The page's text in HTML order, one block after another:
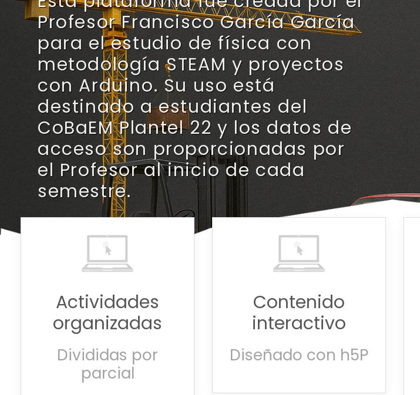
Profesor Francisco García García
para el estudio de física con
metodología STEAM y proyectos
con Arduino. Su uso está
destinado a estudiantes del
CoBaEM Plantel 22 y los datos de
acceso son proporcionadas por
el Profesor al inicio de cada
semestre.
Actividades
organizadas
Divididas por
parcial
Contenido
interactivo
Diseñado con h5P